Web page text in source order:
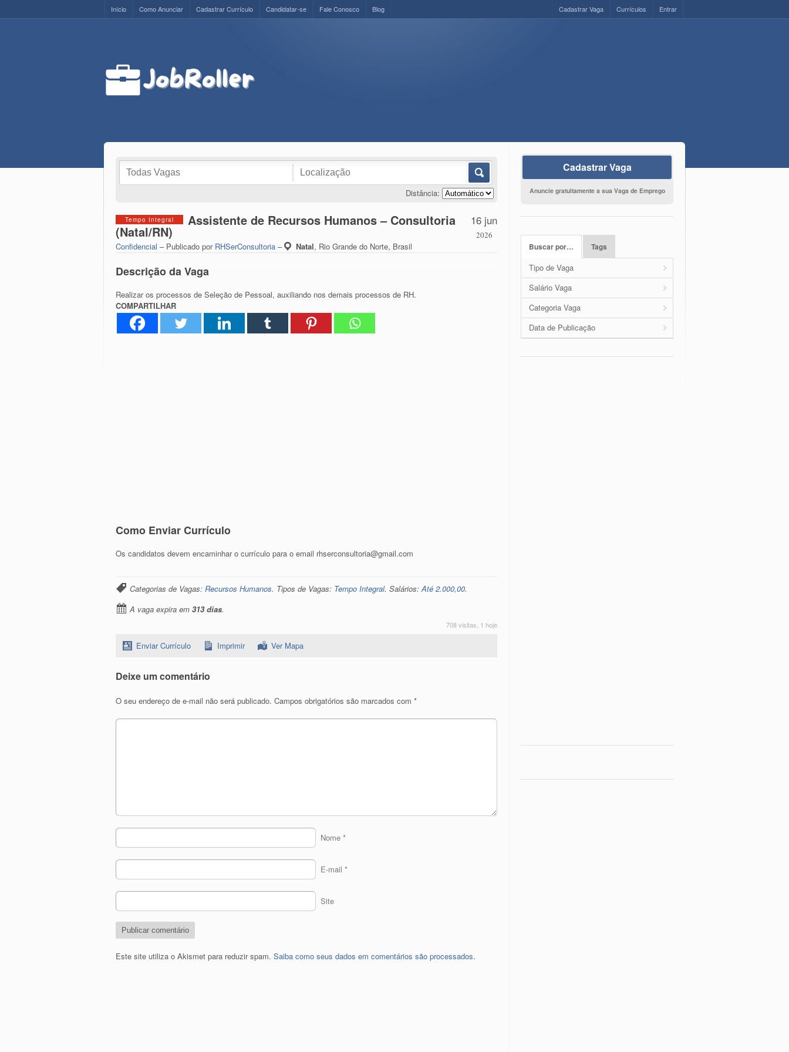
Início Como Anunciar Cadastrar Currículo Candidatar-se Fale Conosco Blog Entrar
Currículos
Cadastrar Vaga
Distância:
16 jun
2026
Tempo Integral Assistente de Recursos Humanos – Consultoria
(Natal/RN)
Confidencial – Publicado por RHSerConsultoria – Natal, Rio Grande do Norte, Brasil
Descrição da Vaga
Realizar os processos de Seleção de Pessoal, auxiliando nos demais processos de RH.
COMPARTILHAR
Como Enviar Currículo
Os candidatos devem encaminhar o currículo para o email rhserconsultoria@gmail.com
Categorias de Vagas: Recursos Humanos. Tipos de Vagas: Tempo Integral. Salários:Até 2.000,00.
A vaga expira em 313 dias.
708 visitas, 1 hoje
Enviar Currículo Imprimir Ver Mapa
Deixe um comentário
O seu endereço de e-mail não será publicado. Campos obrigatórios são marcados com *
Nome *
E-mail *
Site
Este site utiliza o Akismet para reduzir spam. Saiba como seus dados em comentários são processados.
Cadastrar Vaga
Anuncie gratuitamente a sua Vaga de Emprego
Buscar por… Tags
Tipo de Vaga
Salário Vaga
Categoria Vaga
Data de Publicação